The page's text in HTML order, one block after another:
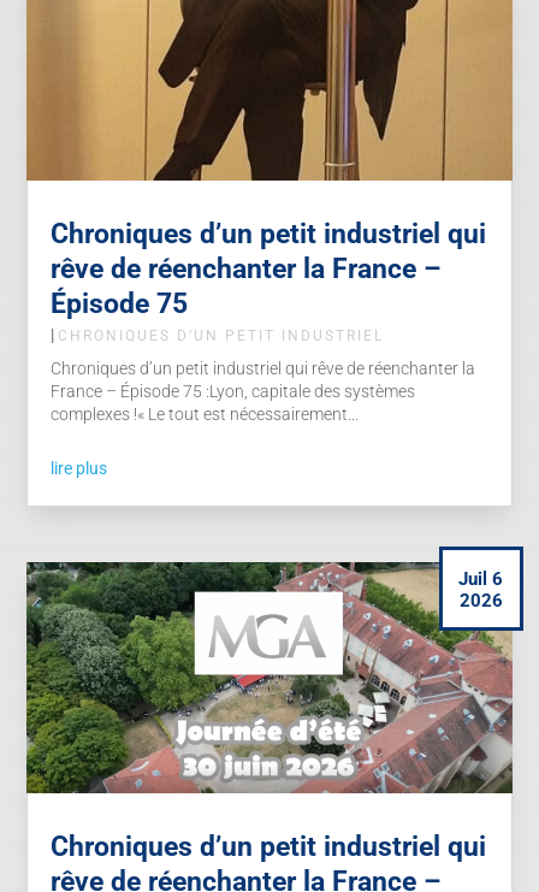
Chroniques d’un petit industriel qui
rêve de réenchanter la France –
Épisode 75
| CHRONIQUES D’UN PETIT INDUSTRIEL
Chroniques d’un petit industriel qui rêve de réenchanter la
France – Épisode 75 :Lyon, capitale des systèmes
complexes !« Le tout est nécessairement...
lire plus
Chroniques d’un petit industriel qui
rêve de réenchanter la France –
Juil 6
2026